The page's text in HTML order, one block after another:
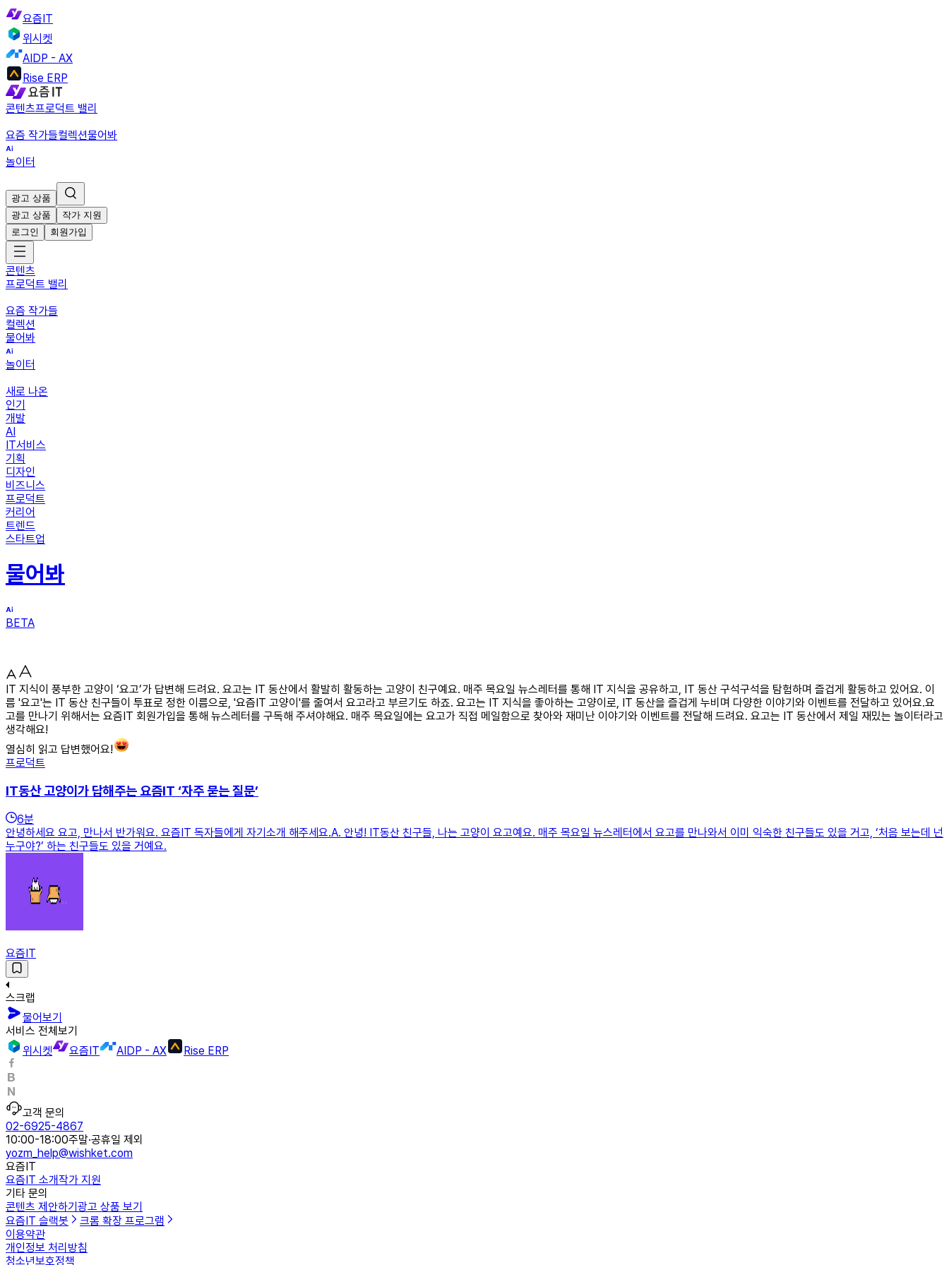
요즘IT
위시켓
AIDP - AX
Rise ERP
콘텐츠프로덕트 밸리
요즘 작가들컬렉션물어봐
놀이터
광고 상품
광고 상품
작가 지원
로그인
회원가입
콘텐츠
프로덕트 밸리
요즘 작가들
컬렉션
물어봐
놀이터
새로 나온
인기
개발
AI
IT서비스
기획
디자인
비즈니스
프로덕트
커리어
트렌드
스타트업
물어봐
BETA
IT 지식이 풍부한 고양이 ‘요고’가 답변해 드려요. 요고는 IT 동산에서 활발히 활동하는 고양이 친구예요. 매주 목요일 뉴스레터를 통해 IT 지식을 공유하고, IT 동산 구석구석을 탐험하며 즐겁게 활동하고 있어요. 이
름 '요고'는 IT 동산 친구들이 투표로 정한 이름으로, '요즘IT 고양이'를 줄여서 요고라고 부르기도 하죠. 요고는 IT 지식을 좋아하는 고양이로, IT 동산을 즐겁게 누비며 다양한 이야기와 이벤트를 전달하고 있어요.요
고를 만나기 위해서는 요즘IT 회원가입을 통해 뉴스레터를 구독해 주셔야해요. 매주 목요일에는 요고가 직접 메일함으로 찾아와 재미난 이야기와 이벤트를 전달해 드려요. 요고는 IT 동산에서 제일 재밌는 놀이터라고
생각해요!
열심히 읽고 답변했어요!
프로덕트
IT동산 고양이가 답해주는 요즘IT ‘자주 묻는 질문’
6분
안녕하세요 요고, 만나서 반가워요. 요즘IT 독자들에게 자기소개 해주세요.A. 안녕! IT동산 친구들, 나는 고양이 요고예요. 매주 목요일 뉴스레터에서 요고를 만나와서 이미 익숙한 친구들도 있을 거고, ‘처음 보는데 넌
누구야?’ 하는 친구들도 있을 거예요.
요즘IT
스크랩
물어보기
서비스 전체보기
위시켓
요즘IT AIDP - AX Rise ERP
고객 문의
02-6925-4867
10:00-18:00주말·공휴일 제외
yozm_help@wishket.com
요즘IT
요즘IT 소개작가 지원
기타 문의
콘텐츠 제안하기 광고 상품 보기
요즘IT 슬랙봇
크롬 확장 프로그램
이용약관
개인정보 처리방침
청소년보호정책